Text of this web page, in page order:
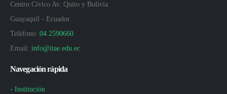
Centro Cívico Av. Quito y Bolivia
Guayaquil - Ecuador
Teléfono: 04 2590660
Email: info@itae.edu.ec
Navegación rápida
- Institución